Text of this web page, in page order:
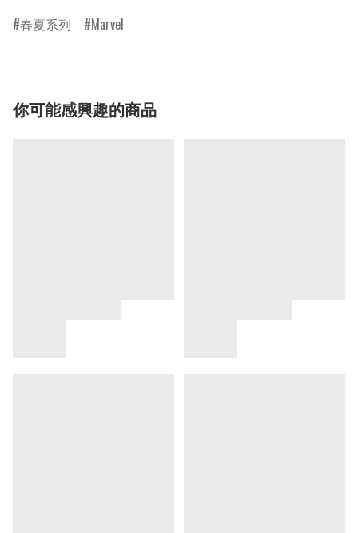
春夏系列
Marvel
你可能感興趣的商品